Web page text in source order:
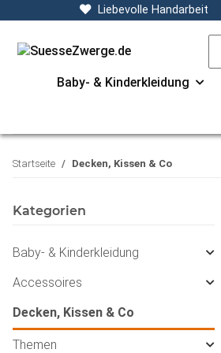
Liebevolle Handarbeit
Baby- & Kinderkleidung
Startseite Decken, Kissen & Co
Kategorien
Baby- & Kinderkleidung
Accessoires
Decken, Kissen & Co
Themen